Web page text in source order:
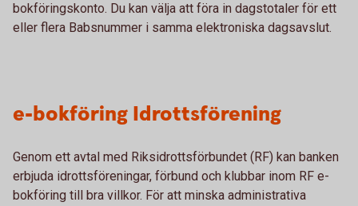
bokföringskonto. Du kan välja att föra in dagstotaler för ett
eller flera Babsnummer i samma elektroniska dagsavslut.
e-bokföring Idrottsförening
Genom ett avtal med Riksidrottsförbundet (RF) kan banken
erbjuda idrottsföreningar, förbund och klubbar inom RF e-
bokföring till bra villkor. För att minska administrativa